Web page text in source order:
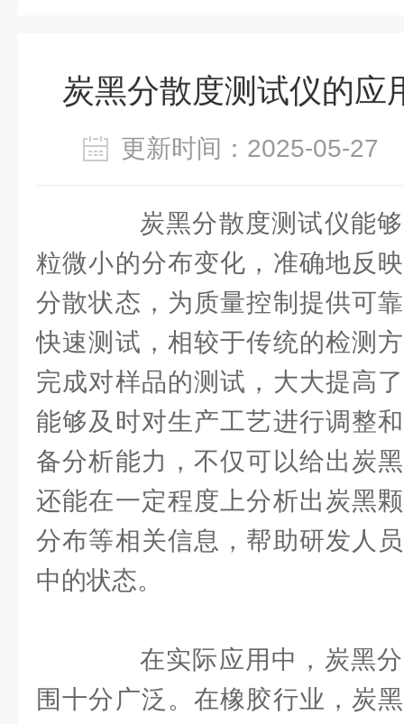
炭黑分散度测试仪的应
更新时间：2025-05-
炭黑分散度测试仪能够
粒微小的分布变化，准确地反
分散状态，为质量控制提供可
快速测试，相较于传统的检测
完成对样品的测试，大大提高
能够及时对生产工艺进行调整
备分析能力，不仅可以给出炭
还能在一定程度上分析出炭黑
分布等相关信息，帮助研发人
中的状态。
在实际应用中，炭黑分
围十分广泛。在橡胶行业，炭